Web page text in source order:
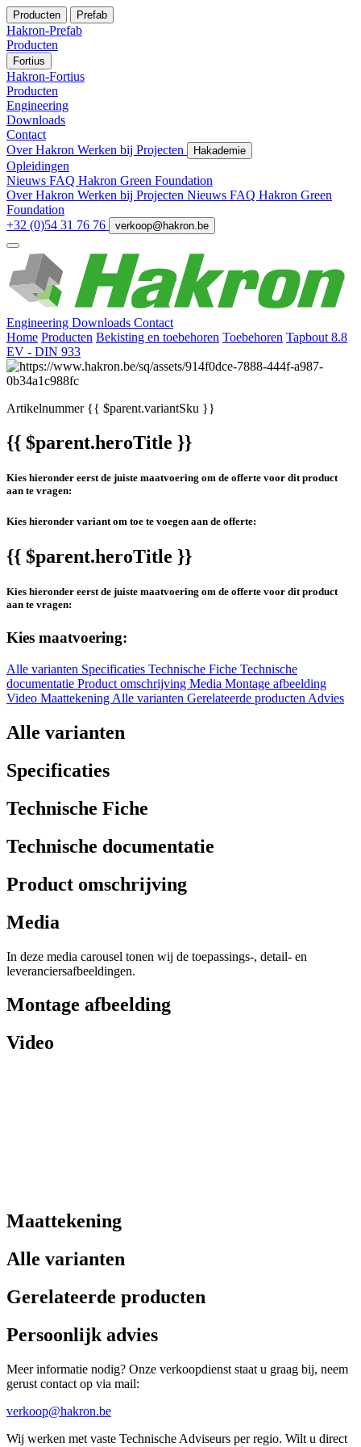
Producten Prefab
Hakron-Prefab
Producten
Fortius
Hakron-Fortius
Producten
Engineering
Downloads
Contact
Over Hakron Werken bij Projecten Hakademie
Opleidingen
Nieuws FAQ Hakron Green Foundation
Over Hakron Werken bij Projecten Nieuws FAQ Hakron Green
Foundation
+32 (0)54 31 76 76
verkoop@hakron.be
Engineering Downloads Contact
Home Producten Bekisting en toebehoren Toebehoren Tapbout 8.8
EV - DIN 933
Artikelnummer{{ $parent.variantSku }}
{{ $parent.heroTitle }}
Kies hieronder eerst de juiste maatvoering om de offerte voor dit product
aan te vragen:
Kies hieronder variant om toe te voegen aan de offerte:
{{ $parent.heroTitle }}
Kies hieronder eerst de juiste maatvoering om de offerte voor dit product
aan te vragen:
Kies maatvoering:
Alle varianten Specificaties Technische Fiche Technische
documentatie Product omschrijving Media Montage afbeelding
Video Maattekening Alle varianten Gerelateerde producten Advies
Alle varianten
Specificaties
Technische Fiche
Technische documentatie
Product omschrijving
Media
In deze media carousel tonen wij de toepassings-, detail- en
leveranciersafbeeldingen.
Montage afbeelding
Video
Maattekening
Alle varianten
Gerelateerde producten
Persoonlijk advies
Meer informatie nodig? Onze verkoopdienst staat u graag bij, neem
gerust contact op via mail:
verkoop@hakron.be
Wij werken met vaste Technische Adviseurs per regio. Wilt u direct